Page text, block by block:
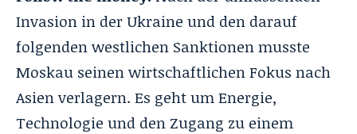
Invasion in der Ukraine und den darauf
folgenden westlichen Sanktionen musste
Moskau seinen wirtschaftlichen Fokus nach
Asien verlagern. Es geht um Energie,
Technologie und den Zugang zu einem